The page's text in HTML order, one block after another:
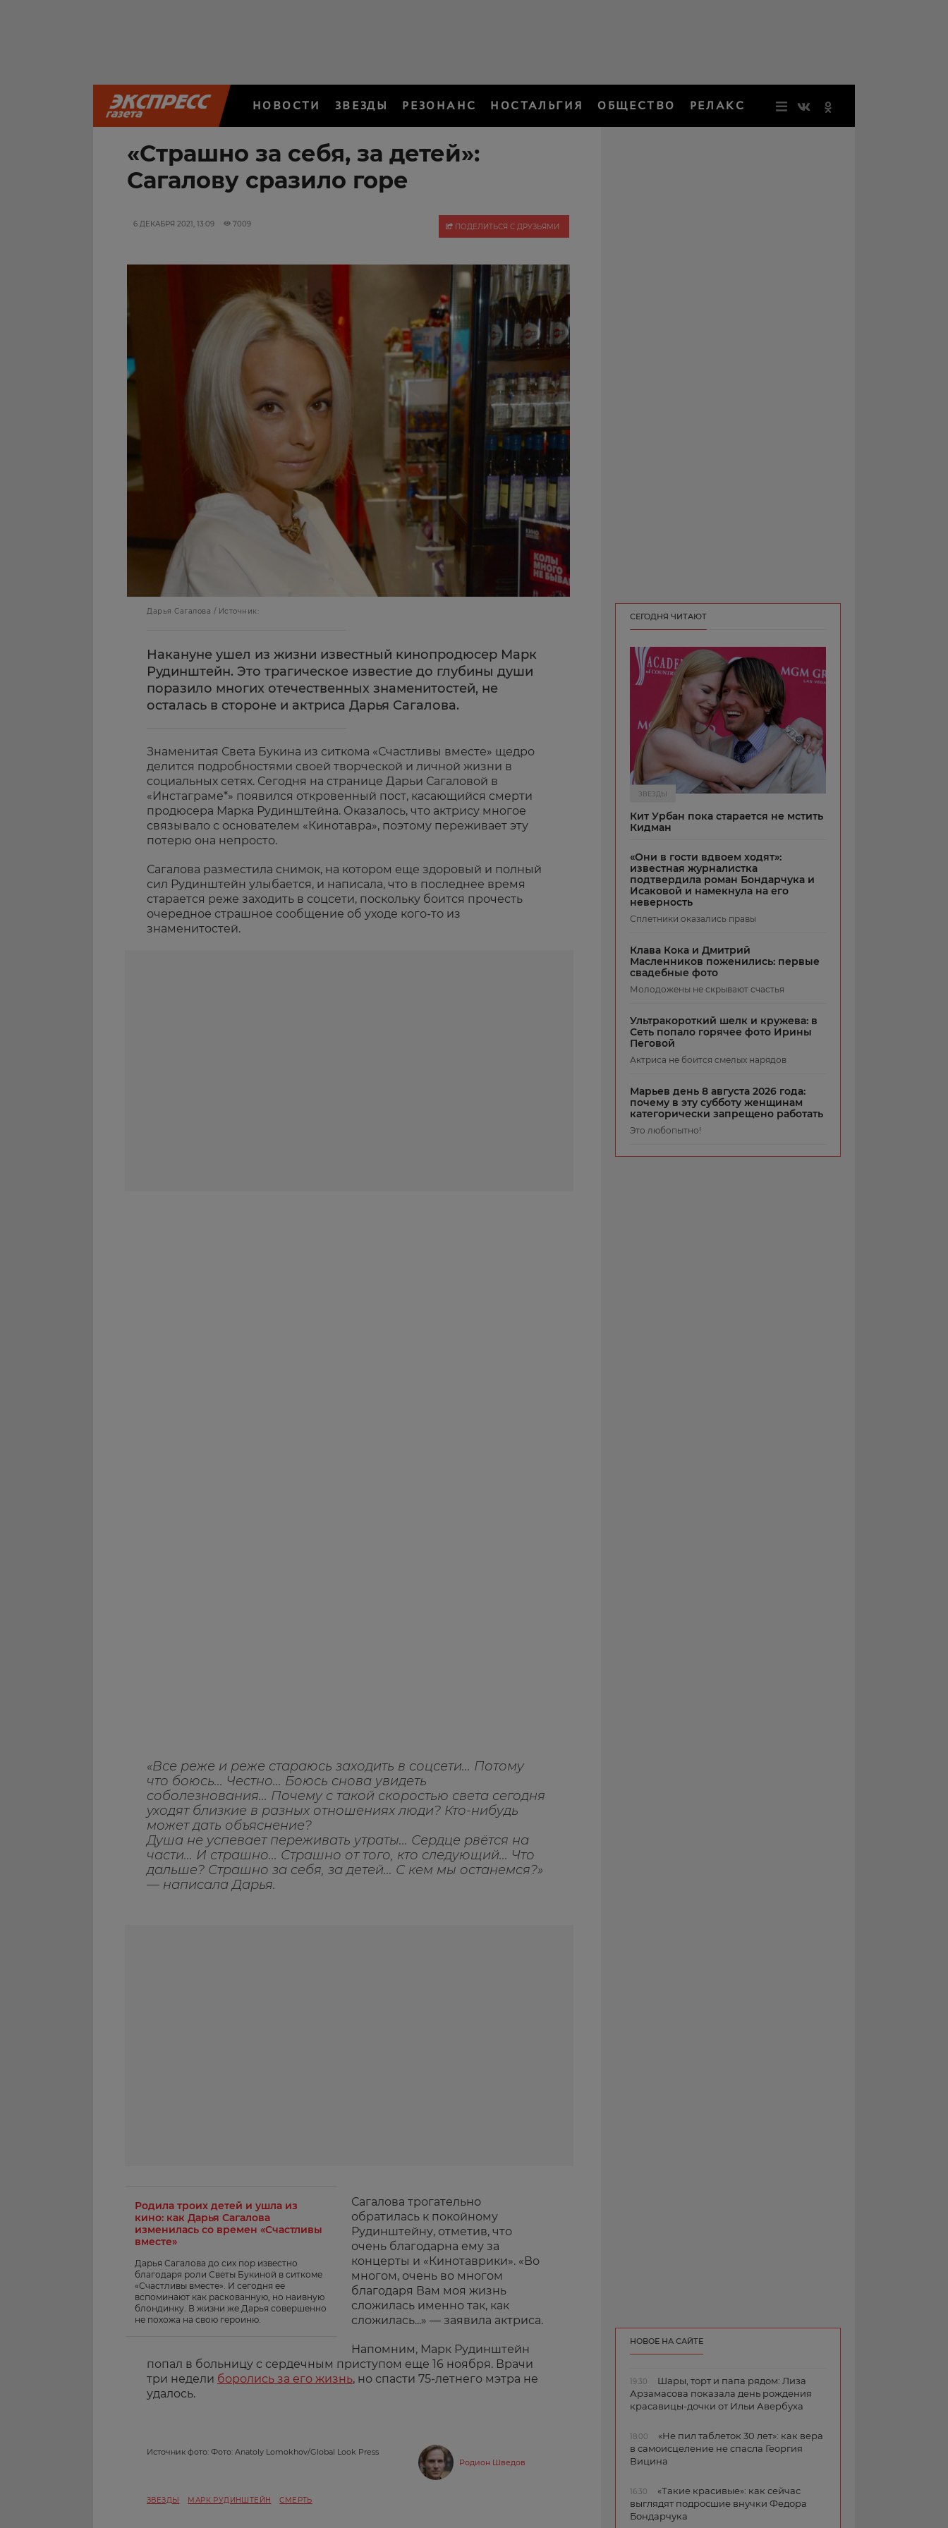
НОВОСТИ ЗВЕЗДЫ РЕЗОНАНС НОСТАЛЬГИЯ ОБЩЕСТВО РЕЛАКС
«Страшно за себя, за детей»:
Сагалову сразило горе
6 ДЕКАБРЯ 2021, 13:09 7009 ПОДЕЛИТЬСЯ С ДРУЗЬЯМИ
Дарья Сагалова / Источник:
Накануне ушел из жизни известный кинопродюсер Марк
Рудинштейн. Это трагическое известие до глубины души
поразило многих отечественных знаменитостей, не
осталась в стороне и актриса Дарья Сагалова.
Знаменитая Света Букина из ситкома «Счастливы вместе» щедро
делится подробностями своей творческой и личной жизни в
социальных сетях. Сегодня на странице Дарьи Сагаловой в
«Инстаграме*» появился откровенный пост, касающийся смерти
продюсера Марка Рудинштейна. Оказалось, что актрису многое
связывало с основателем «Кинотавра», поэтому переживает эту
потерю она непросто.
Сагалова разместила снимок, на котором еще здоровый и полный
сил Рудинштейн улыбается, и написала, что в последнее время
старается реже заходить в соцсети, поскольку боится прочесть
очередное страшное сообщение об уходе кого-то из
знаменитостей.
«Все реже и реже стараюсь заходить в соцсети... Потому
что боюсь... Честно... Боюсь снова увидеть
соболезнования... Почему с такой скоростью света сегодня
уходят близкие в разных отношениях люди? Кто-нибудь
может дать объяснение?
Душа не успевает переживать утраты... Сердце рвётся на
части... И страшно... Страшно от того, кто следующий... Что
дальше? Страшно за себя, за детей... С кем мы останемся?»
— написала Дарья.
Родила троих детей и ушла из
кино: как Дарья Сагалова
изменилась со времен «Счастливы
вместе»
Дарья Сагалова до сих пор известно
благодаря роли Светы Букиной в ситкоме
«Счастливы вместе». И сегодня ее
вспоминают как раскованную, но наивную
блондинку. В жизни же Дарья совершенно
не похожа на свою героиню.
Сагалова трогательно
обратилась к покойному
Рудинштейну, отметив, что
очень благодарна ему за
концерты и «Кинотаврики». «Во
многом, очень во многом
благодаря Вам моя жизнь
сложилась именно так, как
сложилась...» — заявила актриса.
Напомним, Марк Рудинштейн
попал в больницу с сердечным приступом еще 16 ноября. Врачи
три недели боролись за его жизнь, но спасти 75-летнего мэтра не
удалось.
Источник фото: Фото: Anatoly Lomokhov/Global Look Press
Родион Шведов
ЗВЕЗДЫ МАРК РУДИНШТЕЙН СМЕРТЬ
СЕГОДНЯ ЧИТАЮТ
ЗВЕЗДЫ
Кит Урбан пока старается не мстить
Кидман
«Они в гости вдвоем ходят»:
известная журналистка
подтвердила роман Бондарчука и
Исаковой и намекнула на его
неверность
Сплетники оказались правы
Клава Кока и Дмитрий
Масленников поженились: первые
свадебные фото
Молодожены не скрывают счастья
Ультракороткий шелк и кружева: в
Сеть попало горячее фото Ирины
Пеговой
Актриса не боится смелых нарядов
Марьев день 8 августа 2026 года:
почему в эту субботу женщинам
категорически запрещено работать
Это любопытно!
НОВОЕ НА САЙТЕ
19:30
Шары, торт и папа рядом: Лиза
Арзамасова показала день рождения
красавицы-дочки от Ильи Авербуха
18:00
«Не пил таблеток 30 лет»: как вера
в самоисцеление не спасла Георгия
Вицина
16:30
«Такие красивые»: как сейчас
выглядят подросшие внучки Федора
Бондарчука